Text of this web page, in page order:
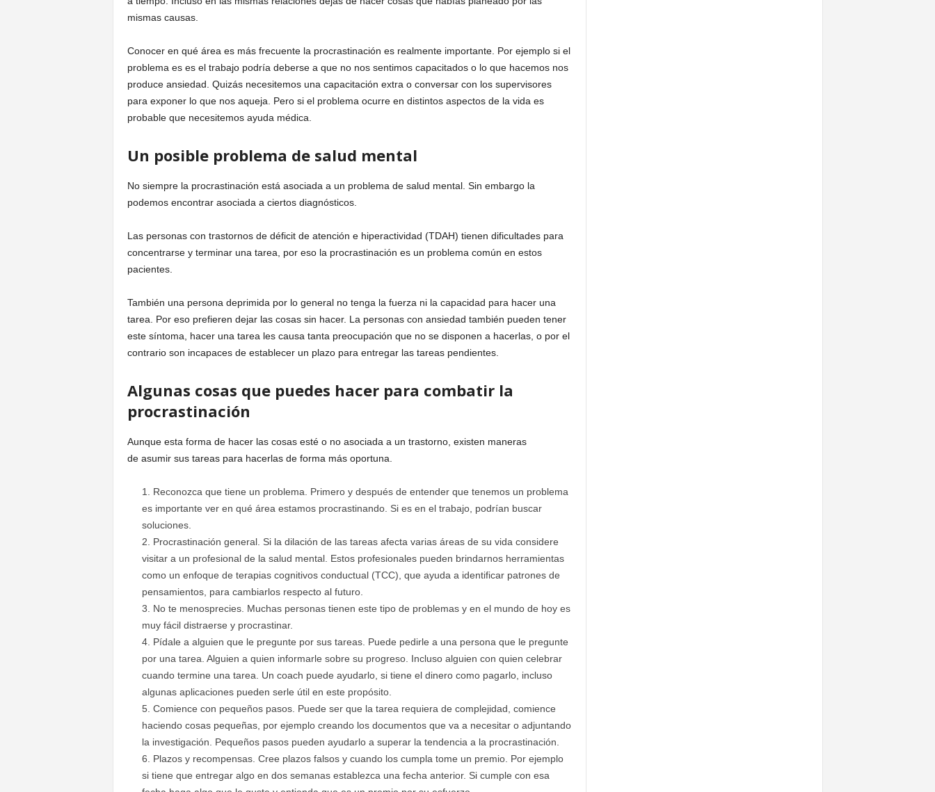
mismas causas.
Conocer en qué área es más frecuente la procrastinación es realmente importante. Por ejemplo si el
problema es es el trabajo podría deberse a que no nos sentimos capacitados o lo que hacemos nos
produce ansiedad. Quizás necesitemos una capacitación extra o conversar con los supervisores
para exponer lo que nos aqueja. Pero si el problema ocurre en distintos aspectos de la vida es
probable que necesitemos ayuda médica.
Un posible problema de salud mental
No siempre la procrastinación está asociada a un problema de salud mental. Sin embargo la
podemos encontrar asociada a ciertos diagnósticos.
Las personas con trastornos de déficit de atención e hiperactividad (TDAH) tienen dificultades para
concentrarse y terminar una tarea, por eso la procrastinación es un problema común en estos
pacientes.
También una persona deprimida por lo general no tenga la fuerza ni la capacidad para hacer una
tarea. Por eso prefieren dejar las cosas sin hacer. La personas con ansiedad también pueden tener
este síntoma, hacer una tarea les causa tanta preocupación que no se disponen a hacerlas, o por el
contrario son incapaces de establecer un plazo para entregar las tareas pendientes.
Algunas cosas que puedes hacer para combatir la
procrastinación
Aunque esta forma de hacer las cosas esté o no asociada a un trastorno, existen maneras
de asumir sus tareas para hacerlas de forma más oportuna.
Reconozca que tiene un problema. Primero y después de entender que tenemos un problema
es importante ver en qué área estamos procrastinando. Si es en el trabajo, podrían buscar
soluciones.
Procrastinación general. Si la dilación de las tareas afecta varias áreas de su vida considere
visitar a un profesional de la salud mental. Estos profesionales pueden brindarnos herramientas
como un enfoque de terapias cognitivos conductual (TCC), que ayuda a identificar patrones de
pensamientos, para cambiarlos respecto al futuro.
No te menosprecies. Muchas personas tienen este tipo de problemas y en el mundo de hoy es
muy fácil distraerse y procrastinar.
Pídale a alguien que le pregunte por sus tareas. Puede pedirle a una persona que le pregunte
por una tarea. Alguien a quien informarle sobre su progreso. Incluso alguien con quien celebrar
cuando termine una tarea. Un coach puede ayudarlo, si tiene el dinero como pagarlo, incluso
algunas aplicaciones pueden serle útil en este propósito.
Comience con pequeños pasos. Puede ser que la tarea requiera de complejidad, comience
haciendo cosas pequeñas, por ejemplo creando los documentos que va a necesitar o adjuntando
la investigación. Pequeños pasos pueden ayudarlo a superar la tendencia a la procrastinación.
Plazos y recompensas. Cree plazos falsos y cuando los cumpla tome un premio. Por ejemplo
si tiene que entregar algo en dos semanas establezca una fecha anterior. Si cumple con esa